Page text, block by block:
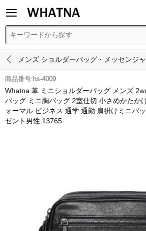

 メンズ ショルダーバッグ・メッセンジ
商品番号:hs-4009
Whatna 革 ミニショルダーバッグ メンズ
バッグ ミニ胸バッグ 2室仕切 小さめかたか
ォーマル ビジネス 通学 通勤 肩掛けミニバ
ゼント男性 13765